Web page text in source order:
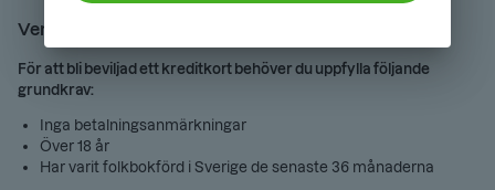
Vem kan få ett kreditkort?
För att bli beviljad ett kreditkort behöver du uppfylla följande
grundkrav:
Inga betalningsanmärkningar
Över 18 år
Har varit folkbokförd i Sverige de senaste 36 månaderna